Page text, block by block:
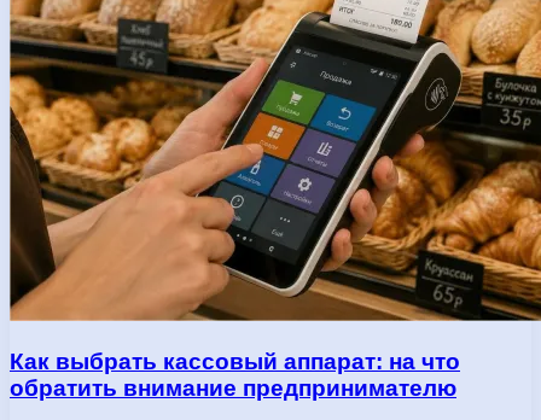
Как выбрать кассовый аппарат: на что
обратить внимание предпринимателю